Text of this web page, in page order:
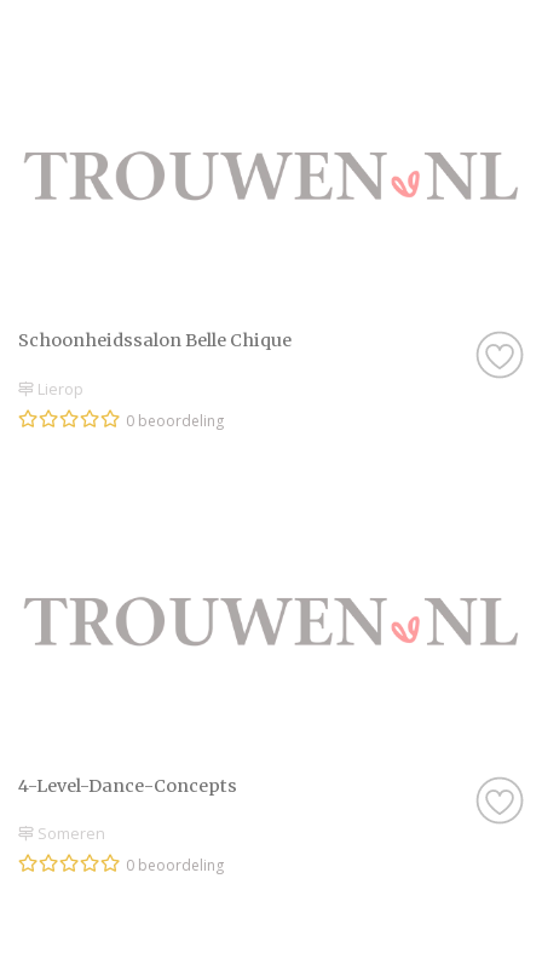
Schoonheidssalon Belle Chique
Lierop
0 beoordeling
4-Level-Dance-Concepts
Someren
0 beoordeling